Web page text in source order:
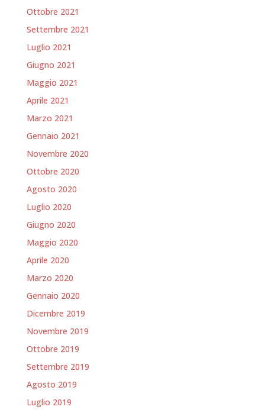
Ottobre 2021
Settembre 2021
Luglio 2021
Giugno 2021
Maggio 2021
Aprile 2021
Marzo 2021
Gennaio 2021
Novembre 2020
Ottobre 2020
Agosto 2020
Luglio 2020
Giugno 2020
Maggio 2020
Aprile 2020
Marzo 2020
Gennaio 2020
Dicembre 2019
Novembre 2019
Ottobre 2019
Settembre 2019
Agosto 2019
Luglio 2019